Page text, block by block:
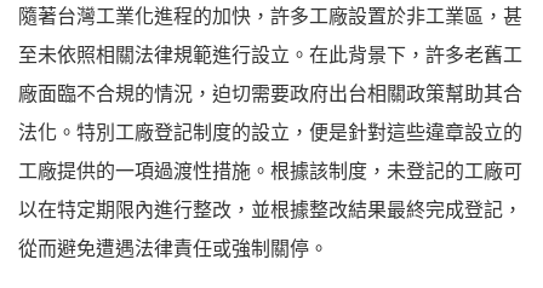
隨著台灣工業化進程的加快，許多工廠設置於非工業區，甚
至未依照相關法律規範進行設立。在此背景下，許多老舊工
廠面臨不合規的情況，迫切需要政府出台相關政策幫助其合
法化。特別工廠登記制度的設立，便是針對這些違章設立的
工廠提供的一項過渡性措施。根據該制度，未登記的工廠可
以在特定期限內進行整改，並根據整改結果最終完成登記，
從而避免遭遇法律責任或強制關停。